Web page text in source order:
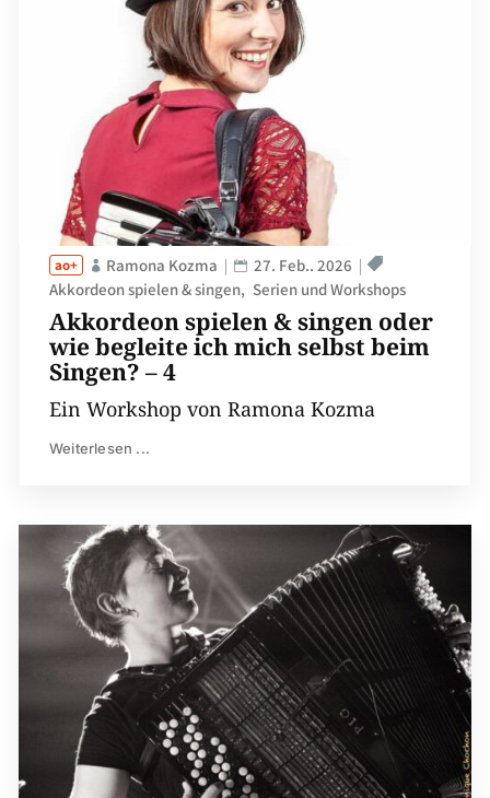
Akkordeon spielen & singen oder
wie begleite ich mich selbst beim
Singen? – 4
Ramona Kozma
27. Feb.. 2026
Akkordeon spielen & singen
Serien und Workshops
Ein Workshop von Ramona Kozma
Weiterlesen ...